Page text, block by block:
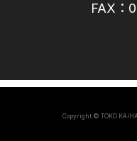
FAX：
Copyright © TOKO